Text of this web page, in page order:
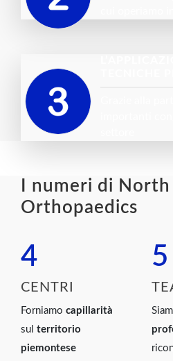
I numeri di
Orthopaedics
4
CENTRI
Forniamo capillarità
sul territorio
piemontese
5